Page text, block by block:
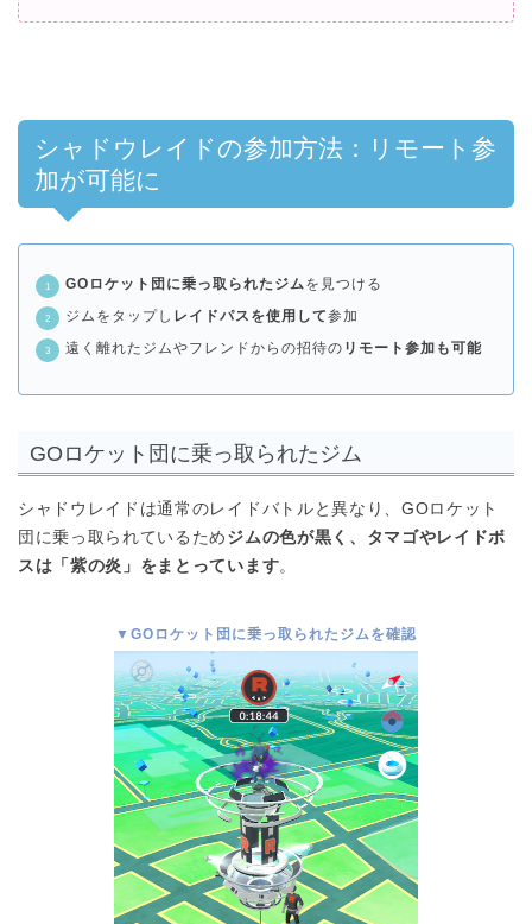
シャドウレイドの参加方法：リモート参
加が可能に
GOロケット団に乗っ取られたジムを見つける
ジムをタップし レイドパスを使用して参加
遠く離れたジムやフレンドからの招待の リモート参加も可能
GOロケット団に乗っ取られたジム
シャドウレイドは通常のレイドバトルと異なり、GOロケット
団に乗っ取られているため ジムの色が黒く、タマゴやレイドボ
スは「紫の炎」をまとっています。
▼GOロケット団に乗っ取られたジムを確認